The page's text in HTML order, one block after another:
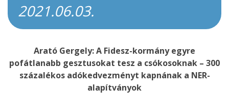
2021.06.03.
Arató Gergely: A Fidesz-kormány egyre
pofátlanabb gesztusokat tesz a csókosoknak – 300
százalékos adókedvezményt kapnának a NER-
alapítványok